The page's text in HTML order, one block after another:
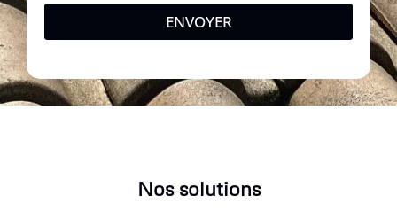
ENVOYER
Nos solutions